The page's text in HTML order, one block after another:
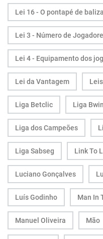
Lei 16 - O pontapé de baliza
Lei 3 - Número de
Lei 4 - Equipamento dos
Lei da Vantagem
Liga Betclic Liga Bwin
Liga dos Campeões
Liga Sabseg Link To
Luciano Gonçalves
Luís Godinho Man In
Manuel Oliveira Mão